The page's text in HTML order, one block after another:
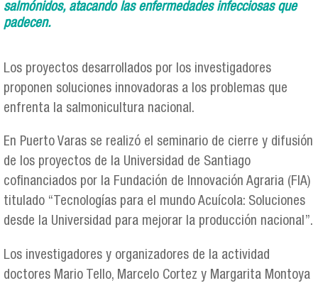
salmónidos, atacando las enfermedades infecciosas que
padecen.
Los proyectos desarrollados por los investigadores
proponen soluciones innovadoras a los problemas que
enfrenta la salmonicultura nacional.
En Puerto Varas se realizó el seminario de cierre y difusión
de los proyectos de la Universidad de Santiago
cofinanciados por la Fundación de Innovación Agraria (FIA)
titulado “Tecnologías para el mundo Acuícola: Soluciones
desde la Universidad para mejorar la producción nacional”.
Los investigadores y organizadores de la actividad
doctores Mario Tello, Marcelo Cortez y Margarita Montoya